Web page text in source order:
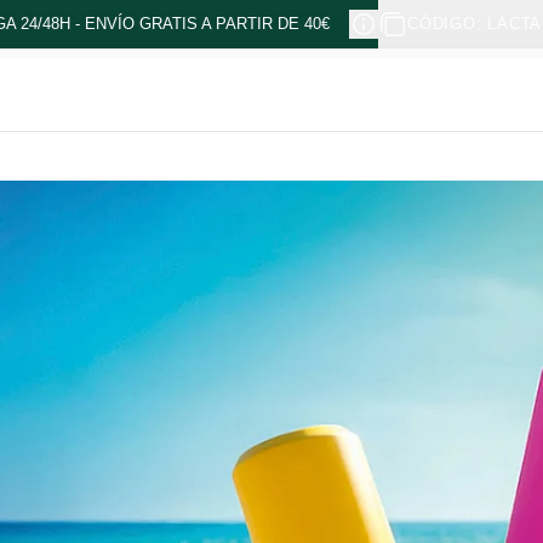
24/48H - ENVÍO GRATIS A PARTIR DE 40€